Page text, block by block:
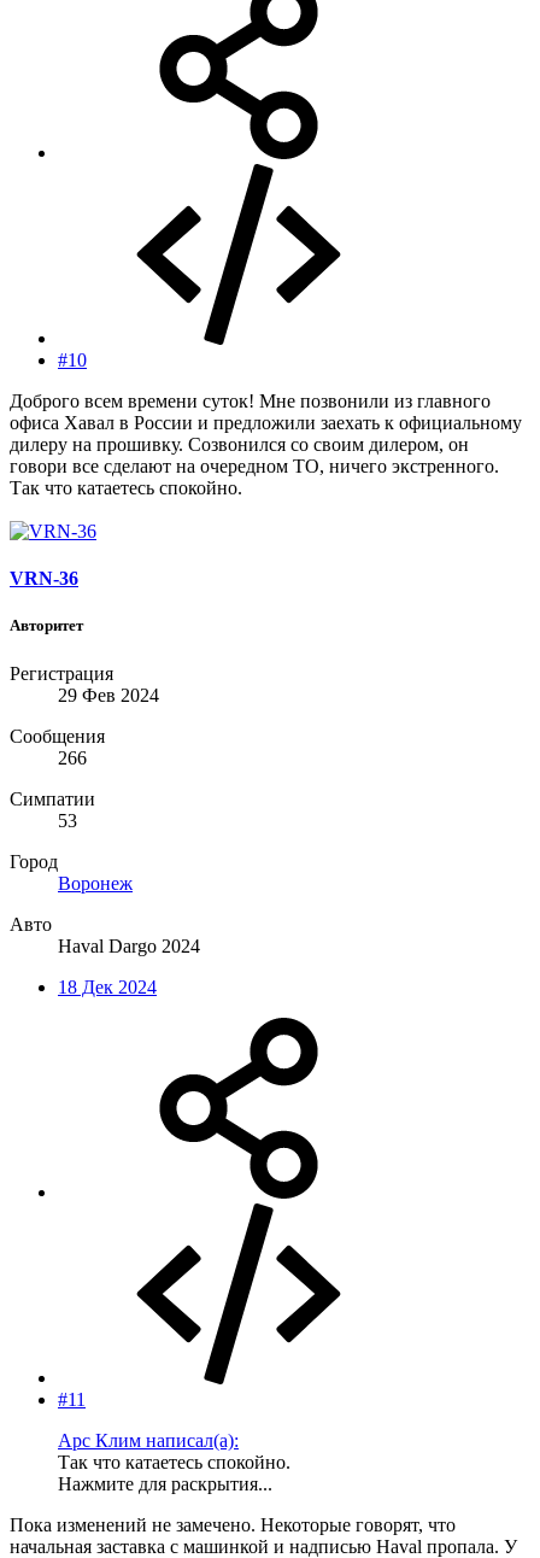
#10
Доброго всем времени суток! Мне позвонили из главного
офиса Хавал в России и предложили заехать к официальному
дилеру на прошивку. Созвонился со своим дилером, он
говори все сделают на очередном ТО, ничего экстренного.
Так что катаетесь спокойно.
VRN-36
Авторитет
Регистрация
29 Фев 2024
Сообщения
266
Симпатии
53
Город
Воронеж
Авто
Haval Dargo 2024
18 Дек 2024
#11
Арс Клим написал(а):
Так что катаетесь спокойно.
Нажмите для раскрытия...
Пока изменений не замечено. Некоторые говорят, что
начальная заставка с машинкой и надписью Haval пропала. У